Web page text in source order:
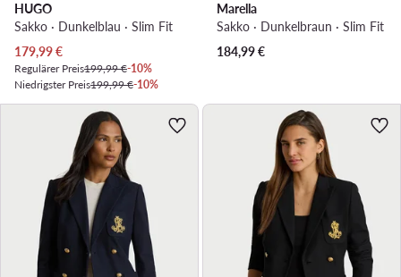
HUGO
Sakko · Dunkelblau · Slim Fit
Aktueller Preis
179,99€
Regulärer Preis199,99 €-10%
Niedrigster Preis199,99 €-10%
Marella
Sakko · Dunkelbraun · Slim Fit
184,99€